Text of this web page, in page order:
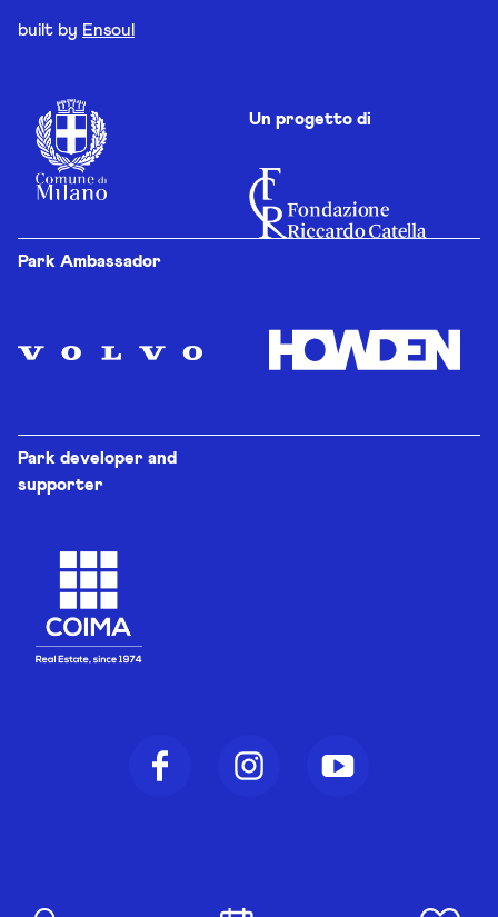
built by Ensoul
Un progetto di
Park Ambassador
Park developer and
supporter